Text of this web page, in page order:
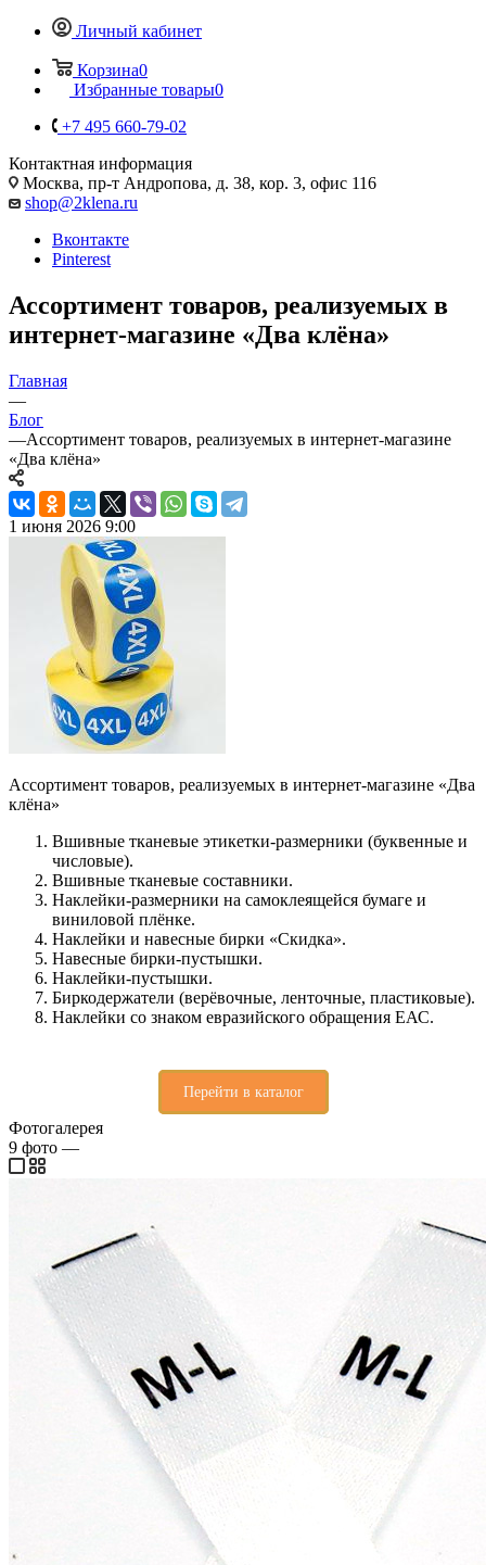
Личный кабинет
Корзина0
Избранные товары0
+7 495 660-79-02
Контактная информация
Москва, пр-т Андропова, д. 38, кор. 3, офис 116
shop@2klena.ru
Вконтакте
Pinterest
Ассортимент товаров, реализуемых в
интернет-магазине «Два клёна»
Главная
—
Блог
—Ассортимент товаров, реализуемых в интернет-магазине
«Два клёна»
1 июня 2026 9:00
Ассортимент товаров, реализуемых в интернет-магазине «Два
клёна»
Вшивные тканевые этикетки-размерники (буквенные и
числовые).
Вшивные тканевые составники.
Наклейки-размерники на самоклеящейся бумаге и
виниловой плёнке.
Наклейки и навесные бирки «Скидка».
Навесные бирки-пустышки.
Наклейки-пустышки.
Биркодержатели (верёвочные, ленточные, пластиковые).
Наклейки со знаком евразийского обращения ЕАС.
Перейти в каталог
Фотогалерея
9 фото —